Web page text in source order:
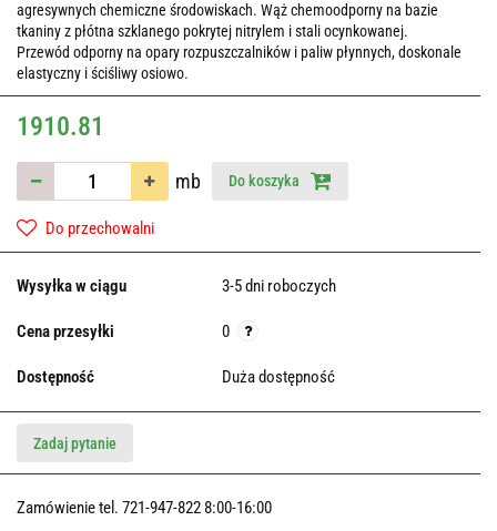
agresywnych chemiczne środowiskach. Wąż chemoodporny na bazie
tkaniny z płótna szklanego pokrytej nitrylem i stali ocynkowanej.
Przewód odporny na opary rozpuszczalników i paliw płynnych, doskonale
elastyczny i ściśliwy osiowo.
1910.81
mb Do koszyka
Do przechowalni
Wysyłka w ciągu 3-5 dni roboczych
Cena przesyłki 0
Dostępność Duża dostępność
Zadaj pytanie
Zamówienie tel. 721-947-822 8:00-16:00